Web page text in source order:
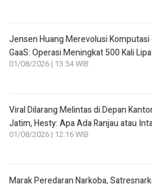
Jensen Huang Merevolusi Komputasi
GaaS: Operasi Meningkat 500 Kali
01/08/2026 | 13:54 WIB
Viral Dilarang Melintas di Depan
Jatim, Hesty: Apa Ada Ranjau atau
01/08/2026 | 12:16 WIB
Marak Peredaran Narkoba,